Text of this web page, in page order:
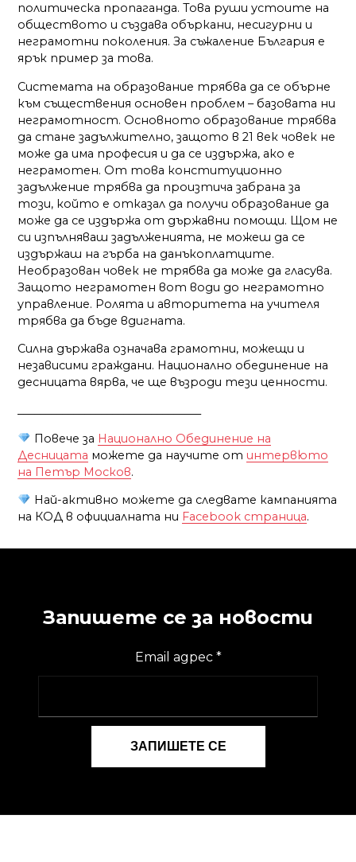
политическа пропаганда. Това руши устоите на
обществото и създава объркани, несигурни и
неграмотни поколения. За съжаление България е
ярък пример за това.
Системата на образование трябва да се обърне
към съществения основен проблем – базовата ни
неграмотност. Основното образование трябва
да стане задължително, защото в 21 век човек не
може да има професия и да се издържа, ако е
неграмотен. От това конституционно
задължение трябва да произтича забрана за
този, който е отказал да получи образование да
може да се издържа от държавни помощи. Щом не
си изпълняваш задълженията, не можеш да се
издържаш на гърба на данъкоплатците.
Необразован човек не трябва да може да гласува.
Защото неграмотен вот води до неграмотно
управление. Ролята и авторитета на учителя
трябва да бъде вдигната.
Силна държава означава грамотни, можещи и
независими граждани. Национално обединение на
десницата вярва, че ще възроди тези ценности.
Повече за Национално Обединение на
Десницата можете да научите от интервюто
на Петър Москов.
Най-активно можете да следвате кампанията
на КОД в официалната ни Facebook страница.
Запишете се за новости
Email адрес *